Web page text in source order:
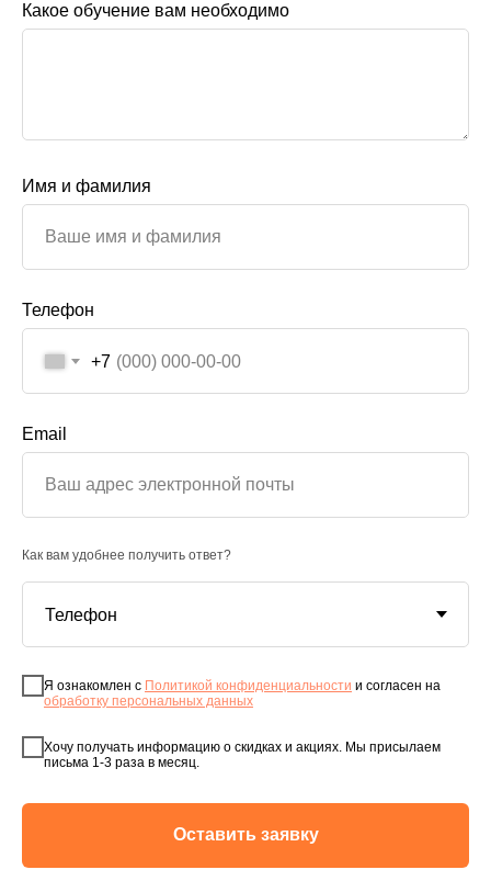
Какое обучение вам необходимо
Имя и фамилия
Телефон
+7
Email
Как вам удобнее получить ответ?
Я ознакомлен с Политикой конфиденциальности и согласен на
обработку персональных данных
Хочу получать информацию о скидках и акциях. Мы присылаем
письма 1-3 раза в месяц.
Оставить заявку